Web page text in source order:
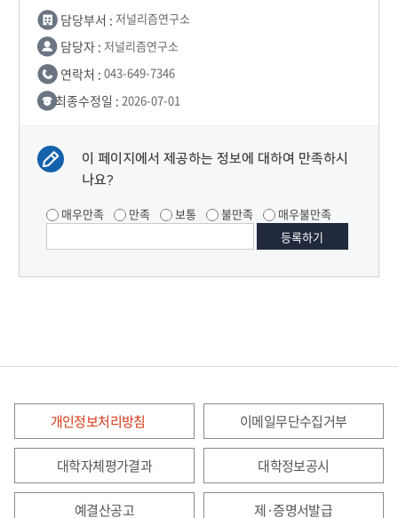
담당부서 : 저널리즘연구소
담당자 : 저널리즘연구소
연락처 : 043-649-7346
최종수정일 : 2026-07-01
이 페이지에서 제공하는 정보에 대하여 만족하시
나요?
매우만족 만족 보통 불만족 매우불만족
개인정보처리방침 이메일무단수집거부
대학자체평가결과 대학정보공시
예결산공고 제·증명서발급